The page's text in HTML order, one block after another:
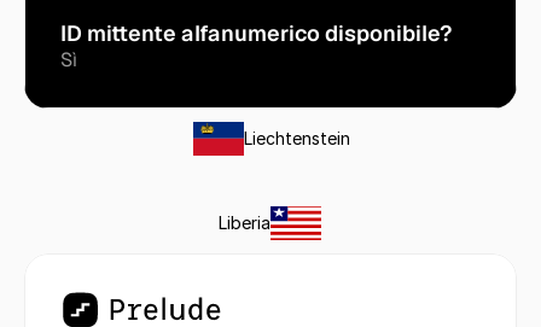
ID mittente alfanumerico disponibile?
Sì
Liechtenstein
Liberia